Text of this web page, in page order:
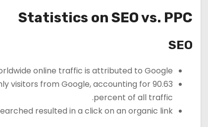
Statistics on SEO vs. PPC
SEO
online traffic is attributed to Google.
visitors from Google, accounting for 90.63
percent of all traffic.
resulted in a click on an organic link.